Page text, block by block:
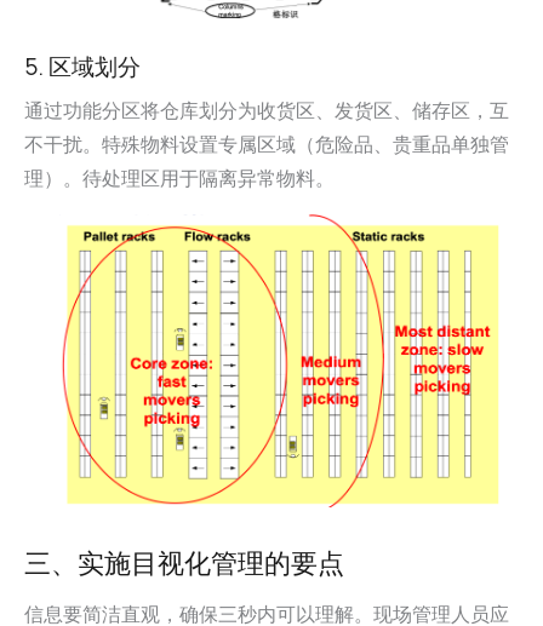
5. 区域划分
通过功能分区将仓库划分为收货区、发货区、储存区，互
不干扰。特殊物料设置专属区域（危险品、贵重品单独管
理）。待处理区用于隔离异常物料。
三、实施目视化管理的要点
信息要简洁直观，确保三秒内可以理解。现场管理人员应